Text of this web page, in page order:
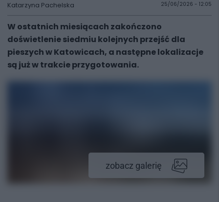
Katarzyna Pachelska 25/06/2026 - 12:05
W ostatnich miesiącach zakończono
doświetlenie siedmiu kolejnych przejść dla
pieszych w Katowicach, a następne lokalizacje
są już w trakcie przygotowania.
zobacz galerię